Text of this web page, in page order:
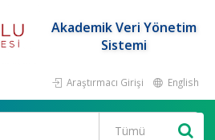
Akademik Veri Yönetim
Sistemi
Araştırmacı Girişi English